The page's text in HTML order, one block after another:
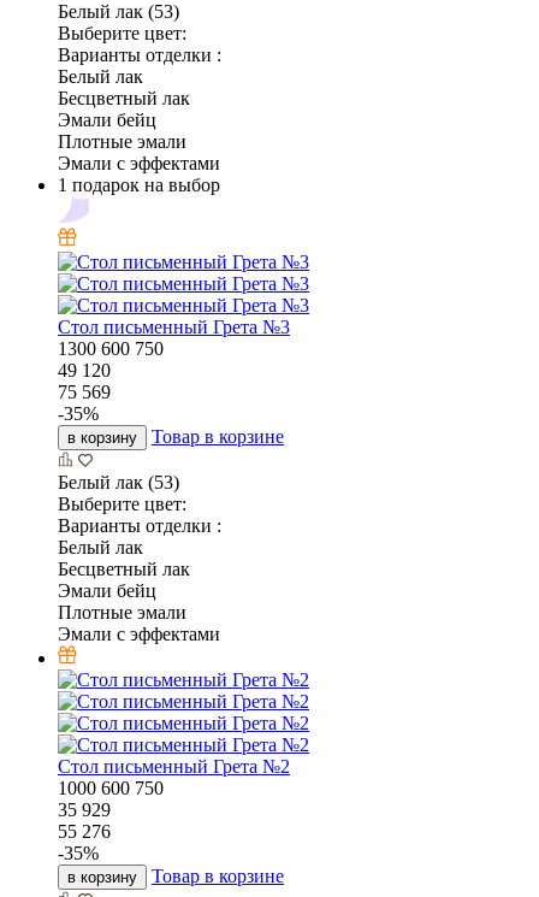
Белый лак (53)
Выберите цвет:
Варианты отделки :
Белый лак
Бесцветный лак
Эмали бейц
Плотные эмали
Эмали с эффектами
1 подарок на выбор
Стол письменный Грета №3
1300 600 750
49 120
75 569
-35%
в корзину Товар в корзине
Белый лак (53)
Выберите цвет:
Варианты отделки :
Белый лак
Бесцветный лак
Эмали бейц
Плотные эмали
Эмали с эффектами
Стол письменный Грета №2
1000 600 750
35 929
55 276
-35%
в корзину Товар в корзине